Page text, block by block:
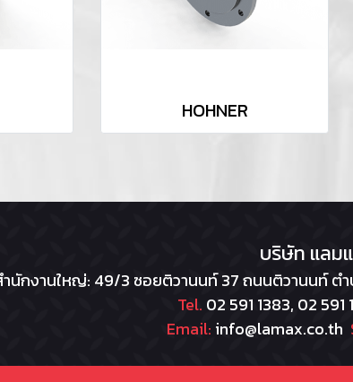
HOHNER
บริษัท แลม
นักงานใหญ่: 49/3 ซอยติวานนท์ 37 ถนนติวานนท์ ต
Tel. 02 591 1383, 02 591
Email: info@lamax.co.th